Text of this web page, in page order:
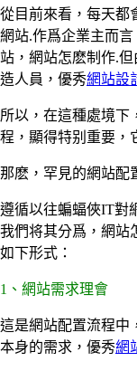
從目前來看，每天都
網站.作爲企業主而
站，網站怎麽制作.
造人員，優秀網站設
所以，在這種處境下
程，顯得特别重要，
那麽，罕見的網站配
遵循以往蝙蝠俠IT對
我們将其分爲，網站
如下形式：
1、網站需求理會
這是網站配置流程中
本身的需求，優秀網